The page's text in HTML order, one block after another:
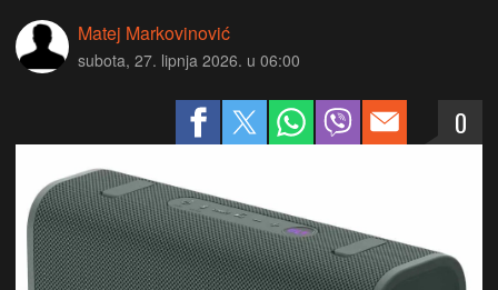
Matej Markovinović
subota, 27. lipnja 2026. u 06:00
0